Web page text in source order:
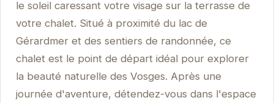
le soleil caressant votre visage sur la terrasse de
votre chalet. Situé à proximité du lac de
Gérardmer et des sentiers de randonnée, ce
chalet est le point de départ idéal pour explorer
la beauté naturelle des Vosges. Après une
journée d'aventure, détendez-vous dans l'espace